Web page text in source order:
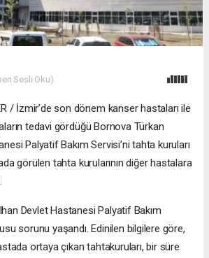
Sesli Oku)
/ İzmir’de son dönem kanser hastaları ile
tedavi gördüğü Bornova Türkan
Palyatif Bakım Servisi’ni tahta kuruları
görülen tahta kurularının diğer hastalara
Devlet Hastanesi Palyatif Bakım
sorunu yaşandı. Edinilen bilgilere göre,
ortaya çıkan tahtakuruları, bir süre